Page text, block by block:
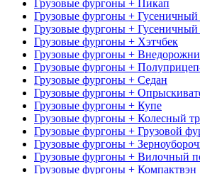
Грузовые фургоны + Пикап
Грузовые фургоны + Гусеничный
Грузовые фургоны + Гусеничный
Грузовые фургоны + Хэтчбек
Грузовые фургоны +
Грузовые фургоны +
Грузовые фургоны + Седан
Грузовые фургоны +
Грузовые фургоны + Купе
Грузовые фургоны + Колесный
Грузовые фургоны + Грузовой
Грузовые фургоны +
Грузовые фургоны + Вилочный
Грузовые фургоны + Компактвэн